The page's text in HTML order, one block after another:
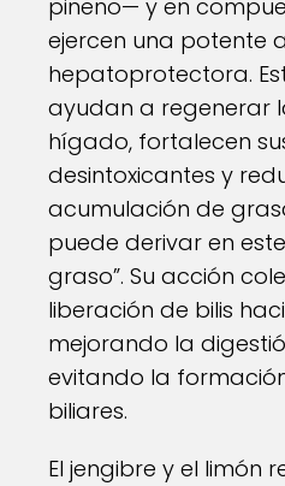
pineno— y en
ejercen una potente
hepatoprotectora.
ayudan a regenerar
hígado, fortalecen
desintoxicantes y
acumulación de
puede derivar en
graso”. Su acción
liberación de bilis
mejorando la
evitando la
biliares.
El jengibre y el limón